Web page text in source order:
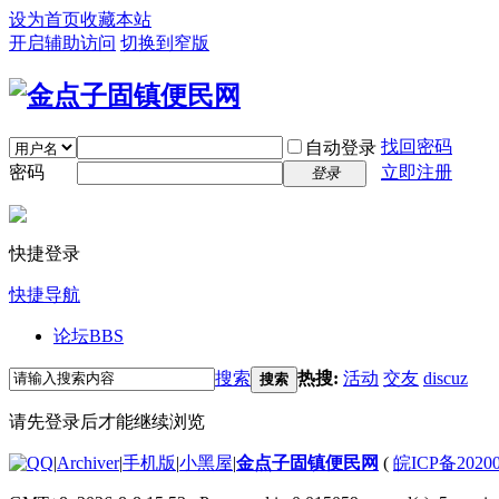
设为首页收藏本站
开启辅助访问 切换到窄版
自动登录 找回密码
密码
登录 立即注册
快捷登录
快捷导航
论坛BBS
搜索 搜索 热搜: 活动 交友 discuz
请先登录后才能继续浏览
|Archiver|手机版|小黑屋|金点子固镇便民网 ( 皖ICP备